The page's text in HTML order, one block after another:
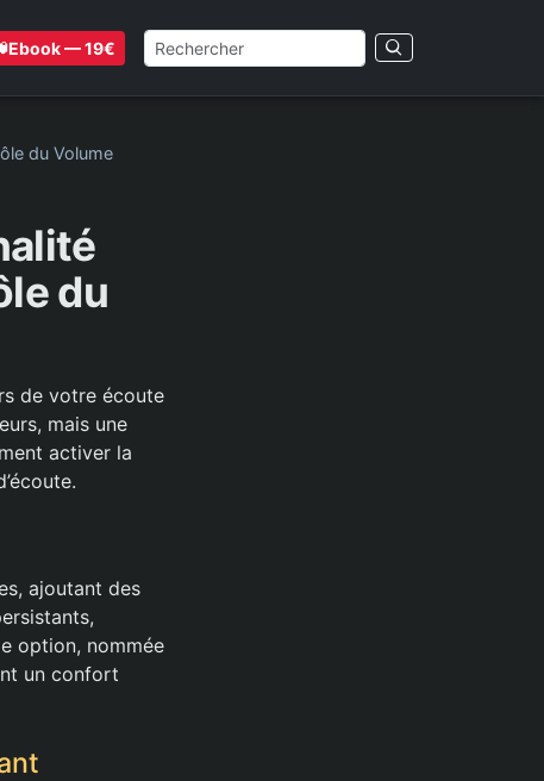
Ebook — 19€
du Volume
du
de votre écoute
mais une
activer la
ajoutant des
option, nommée
un confort